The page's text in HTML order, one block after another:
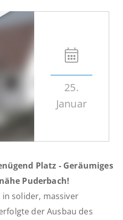
25.
Januar
Platz - Geräumiges
Puderbach!
in solider, massiver
der Ausbau des